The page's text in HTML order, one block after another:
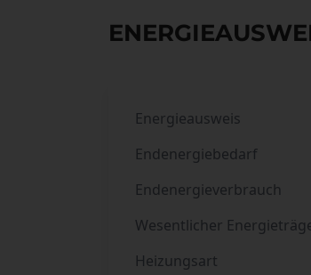
Energieausweis
Endenergiebedarf
Endenergieverbrauch
Wesentlicher
Heizungsart